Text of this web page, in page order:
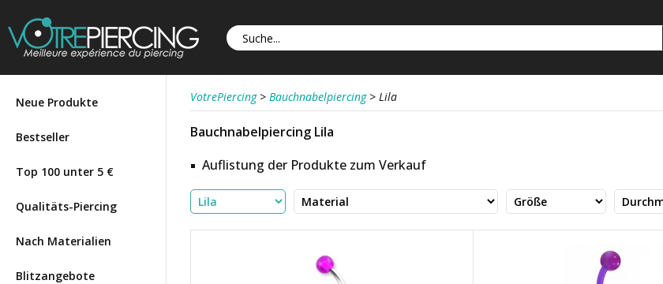
Neue Produkte
Bestseller
Top 100 unter 5 €
Qualitäts-Piercing
Nach Materialien
Blitzangebote
VotrePiercing > Bauchnabelpiercing > Lila
Bauchnabelpiercing Lila
Auflistung der Produkte zum Verkauf